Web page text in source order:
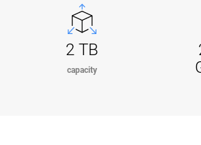
2 TB
capacity